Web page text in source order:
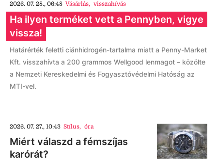
2026. 07. 28., 06:48 Vásárlás, visszahívás
Ha ilyen terméket vett a Pennyben, vigye
vissza!
Határérték feletti ciánhidrogén-tartalma miatt a Penny-Market
Kft. visszahívta a 200 grammos Wellgood lenmagot – közölte
a Nemzeti Kereskedelmi és Fogyasztóvédelmi Hatóság az
MTI-vel.
2026. 07. 27., 10:43 Stílus, óra
Miért válaszd a fémszíjas
karórát?